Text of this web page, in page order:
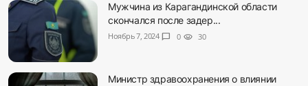
Мужчина из Карагандинской области
скончался после задер...
Ноябрь 7, 2024 chat_bubble 0 visibility 30
Министр здравоохранения о влиянии